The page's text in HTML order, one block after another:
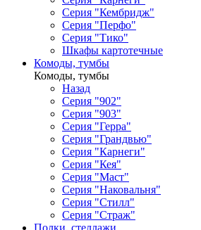
Серия "Кембридж"
Серия "Перфо"
Серия "Тико"
Шкафы картотечные
Комоды, тумбы
Комоды, тумбы
Назад
Серия "902"
Серия "903"
Серия "Герра"
Серия "Грандвью"
Серия "Карнеги"
Серия "Кея"
Серия "Маст"
Серия "Наковальня"
Серия "Стилл"
Серия "Страж"
Полки, стеллажи